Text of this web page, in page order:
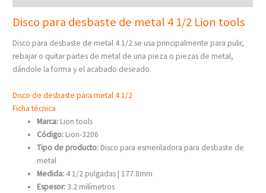
Disco para desbaste de metal 4 1/2 Lion tools
Disco para desbaste de metal 4 1/2 se usa principalmente para pulir,
rebajar o quitar partes de metal de una pieza o piezas de metal,
dándole la forma y el acabado deseado.
Disco de desbaste para metal 4 1/2
Ficha técnica
Marca: Lion tools
Código: Lion-3206
Tipo de producto: Disco para esmeriladora para desbaste de
metal
Medida: 4 1/2 pulgadas | 177.8mm
Espesor:3.2 milímetros